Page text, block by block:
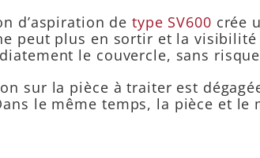
d’aspiration detype SV600 crée
peut plus en sortir et la
le couvercle, sans
sur la pièce à traiter est
le même temps, la pièce et